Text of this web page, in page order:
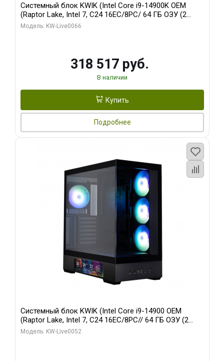
Системный блок KWIK (Intel Core i9-14900K OEM
(Raptor Lake, Intel 7, C24 16EC/8PC/ 64 ГБ ОЗУ (2
модуля)/ Gigabyte RTX5080 XTREME WATERFORCE
Модель: KW-Live0066
318 517 руб.
В наличии
Купить
Подробнее
Системный блок KWIK (Intel Core i9-14900 OEM
(Raptor Lake, Intel 7, C24 16EC/8PC// 64 ГБ ОЗУ (2
модуля)/ Palit RTX5080 GAMINGPRO OC 16GB GDDR7
Модель: KW-Live0052